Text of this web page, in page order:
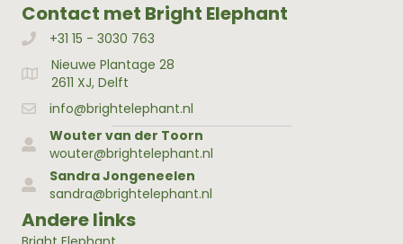
Contact met Bright Elephant
Bellen met Bright Elephant
+31 15 - 3030 763
Adres Bright Elephant
Nieuwe Plantage 28
2611 XJ, Delft
info@brightelephant.nl
Wouter van der Toorn
wouter@brightelephant.nl
Sandra Jongeneelen
sandra@brightelephant.nl
Andere links